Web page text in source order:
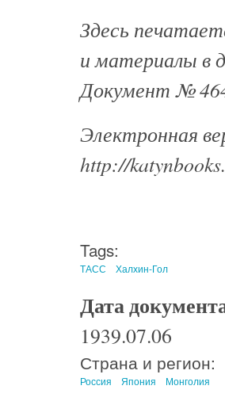
Здесь
и материалы в
Документ №
Электронная
http://
Tags:
ТАСС Халхин-Гол
Дата
1939.07.06
Страна и регион:
Россия Япония Монголия